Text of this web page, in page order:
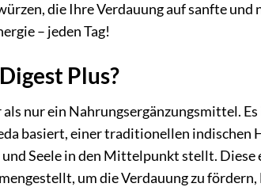
die Ihre Verdauung auf sanfte
– jeden Tag!
Plus?
nur ein Nahrungsergänzungsmittel.
basiert, einer traditionellen indischen
Seele in den Mittelpunkt stellt.
um die Verdauung zu